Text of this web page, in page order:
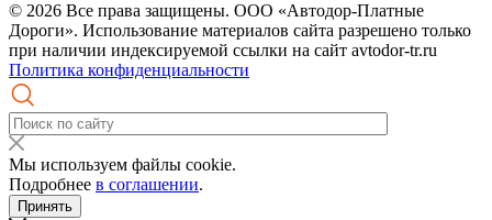
© 2026 Все права защищены. ООО «Автодор-Платные
Дороги». Использование материалов сайта разрешено только
при наличии индексируемой ссылки на сайт avtodor-tr.ru
Политика конфиденциальности
Мы используем файлы cookie.
Подробнее в соглашении.
Принять